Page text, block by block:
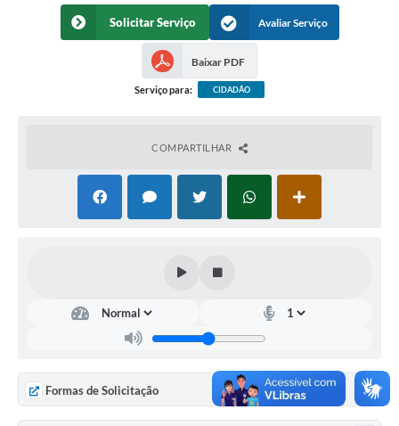
LGPD - Lei Geral de Proteção de Dados
Galeria de Vídeos
Contratos
Governo do Estado do Mato Grosso do Sul
Solicitar Serviço Avaliar Serviço
Baixar PDF
Serviço para: CIDADÃO
COMPARTILHAR
Formas de Solicitação